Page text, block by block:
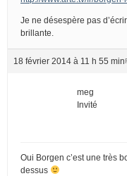
Je ne désespère pas
brillante.
18 février 2014 à 11 h 55 min
meg
Invité
Oui Borgen c’est une très
dessus